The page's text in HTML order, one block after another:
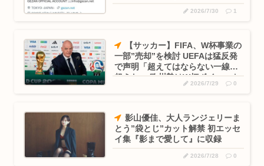
2026/7/30 1
【サッカー】FIFA、W杯事業の
一部”売却”を検討 UEFAは猛反発
で声明「超えてはならない一線を
超えた」 欧州勢はW杯ボイコット
2026/7/29 0
影山優佳、大人ランジェリーま
とう”袋とじ”カット解禁 初エッセ
イ集『影まで愛して』に収録
2026/7/28 0